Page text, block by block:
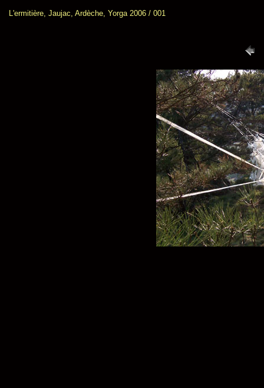
L'ermitière, Jaujac, Ardèche, Yorga 2006 / 001